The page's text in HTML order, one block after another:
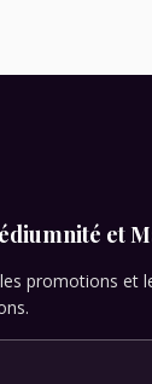
et
promotions et